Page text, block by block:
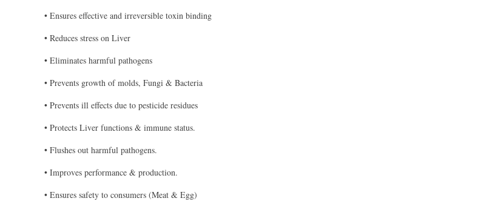
• Ensures effective and irreversible toxin binding
• Reduces stress on Liver
• Eliminates harmful pathogens
• Prevents growth of molds, Fungi & Bacteria
• Prevents ill effects due to pesticide residues
• Protects Liver functions & immune status.
• Flushes out harmful pathogens.
• Improves performance & production.
• Ensures safety to consumers (Meat & Egg)